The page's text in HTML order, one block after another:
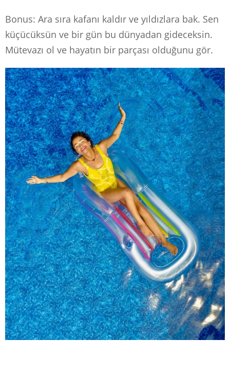
Bonus: Ara sıra kafanı kaldır ve yıldızlara bak. Sen
küçücüksün ve bir gün bu dünyadan gideceksin.
Mütevazı ol ve hayatın bir parçası olduğunu gör.